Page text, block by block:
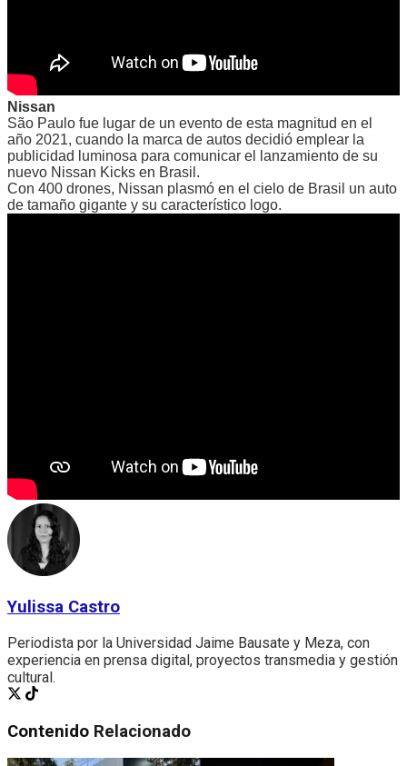
Nissan
São Paulo fue lugar de un evento de esta magnitud en el
año 2021, cuando la marca de autos decidió emplear la
publicidad luminosa para comunicar el lanzamiento de su
nuevo Nissan Kicks en Brasil.
Con 400 drones, Nissan plasmó en el cielo de Brasil un auto
de tamaño gigante y su característico logo.
Yulissa Castro
Periodista por la Universidad Jaime Bausate y Meza, con
experiencia en prensa digital, proyectos transmedia y gestión
cultural.
Contenido Relacionado